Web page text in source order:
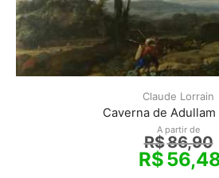
Claude Lorrain
Caverna de Adullam
A partir de
R$86,90
R$